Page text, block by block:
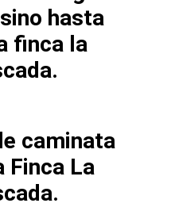
hasta
finca la
Finca La